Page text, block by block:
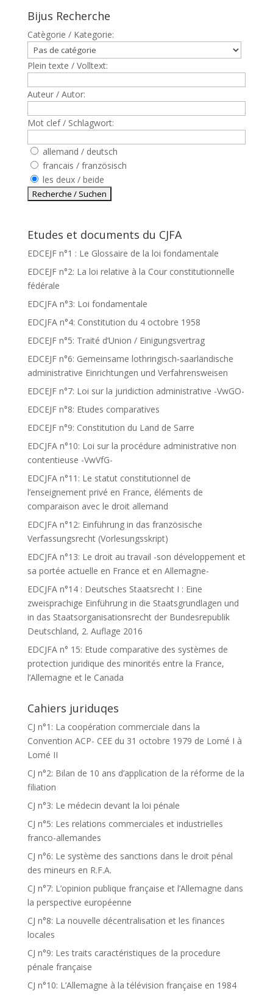
Bijus Recherche
Catègorie / Kategorie:
Plein texte / Volltext:
Auteur / Autor:
Mot clef / Schlagwort:
allemand / deutsch
francais / französisch
les deux / beide
Etudes et documents du CJFA
EDCEJF n°1 : Le Glossaire de la loi fondamentale
EDCEJF n°2: La loi relative à la Cour constitutionnelle
fédérale
EDCJFA n°3: Loi fondamentale
EDCJFA n°4: Constitution du 4 octobre 1958
EDCEJF n°5: Traité d’Union / Einigungsvertrag
EDCEJF n°6: Gemeinsame lothringisch-saarländische
administrative Einrichtungen und Verfahrensweisen
EDCEJF n°7: Loi sur la juridiction administrative -VwGO-
EDCEJF n°8: Etudes comparatives
EDCEJF n°9: Constitution du Land de Sarre
EDCJFA n°10: Loi sur la procédure administrative non
contentieuse -VwVfG-
EDCJFA n°11: Le statut constitutionnel de
l’enseignement privé en France, éléments de
comparaison avec le droit allemand
EDCJFA n°12: Einführung in das französische
Verfassungsrecht (Vorlesungsskript)
EDCJFA n°13: Le droit au travail -son développement et
sa portée actuelle en France et en Allemagne-
EDCJFA n°14 : Deutsches Staatsrecht I : Eine
zweisprachige Einführung in die Staatsgrundlagen und
in das Staatsorganisationsrecht der Bundesrepublik
Deutschland, 2. Auflage 2016
EDCJFA n° 15: Etude comparative des systèmes de
protection juridique des minorités entre la France,
l’Allemagne et le Canada
Cahiers juriduqes
CJ n°1: La coopération commerciale dans la
Convention ACP- CEE du 31 octobre 1979 de Lomé I à
Lomé II
CJ n°2: Bilan de 10 ans d’application de la réforme de la
filiation
CJ n°3: Le médecin devant la loi pénale
CJ n°5: Les relations commerciales et industrielles
franco-allemandes
CJ n°6: Le système des sanctions dans le droit pénal
des mineurs en R.F.A.
CJ n°7: L’opinion publique française et l’Allemagne dans
la perspective européenne
CJ n°8: La nouvelle décentralisation et les finances
locales
CJ n°9: Les traits caractéristiques de la procedure
pénale française
CJ n°10: L’Allemagne à la télévision française en 1984